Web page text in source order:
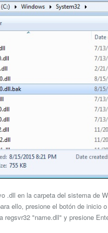
.dll en la carpeta del sistema de
ello, presione el botón de inicio
regsvr32 "name.dll" y presione